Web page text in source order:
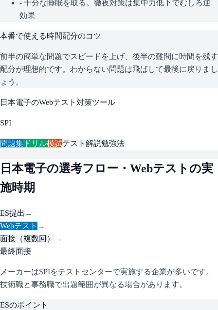
- 十分な睡眠を取る。徹夜対策は集中力低下でむしろ逆
効果
本番で使える時間配分のコツ
前半の簡単な問題でスピードを上げ、後半の難問に時間を残す
配分が理想的です。わからない問題は飛ばして最後に戻りまし
ょう。
日本電子のWebテスト対策ツール
SPI
問題集 ドリル模試テスト解説勉強法
日本電子の選考フロー・Webテストの実
施時期
ES提出 →
Webテスト →
面接（複数回）
→
最終面接
メーカーはSPIをテストセンターで実施する企業が多いです。
技術職と事務職で出題範囲が異なる場合があります。
ESのポイント